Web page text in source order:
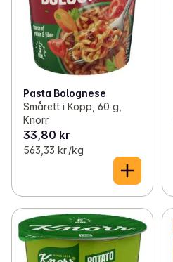
Pasta Bolognese
Smårett i Kopp, 60 g,
Knorr
33,80 kr
563,33 kr /kg